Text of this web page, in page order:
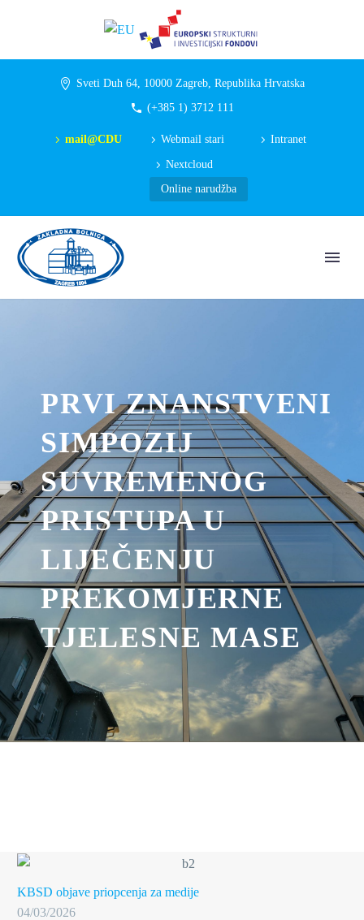
Sveti Duh 64, 10000 Zagreb, Republika Hrvatska
(+385 1) 3712 111
mail@CDU Webmail stari Intranet
Nextcloud
Online narudžba
PRVI ZNANSTVENI
SIMPOZIJ
SUVREMENOG
PRISTUPA U
LIJEČENJU
PREKOMJERNE
TJELESNE MASE
KBSD objave priopcenja za medije
04/03/2026